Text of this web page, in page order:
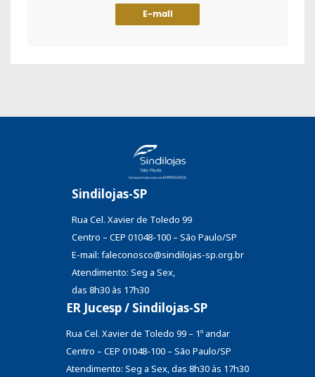
E-mail
Sindilojas-SP
Rua Cel. Xavier de Toledo 99
Centro – CEP 01048-100 – São Paulo/SP
E-mail: faleconosco@sindilojas-sp.org.br
Atendimento: Seg a Sex,
das 8h30 às 17h30
ER Jucesp / Sindilojas-SP
Rua Cel. Xavier de Toledo 99 – 1º andar
Centro – CEP 01048-100 – São Paulo/SP
Atendimento: Seg a Sex, das 8h30 às 17h30